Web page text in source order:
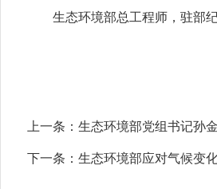
生态环境部总工程师，驻部纪
上一条： 生态环境部党组书记孙
下一条： 生态环境部应对气候变